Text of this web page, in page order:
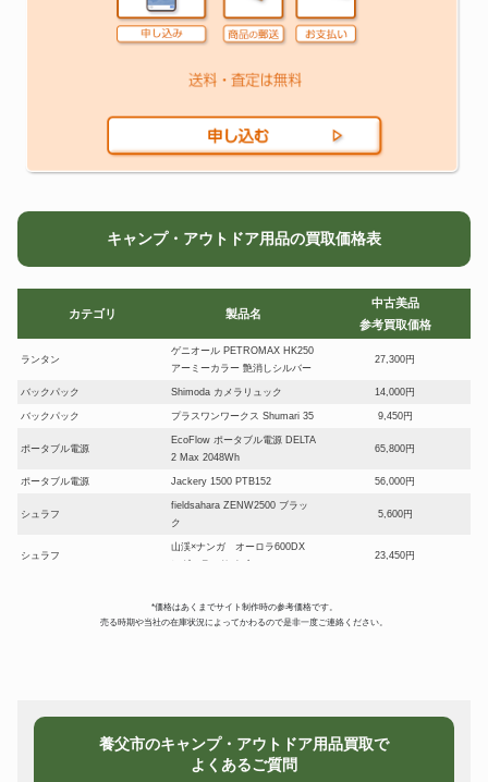
キャンプ・アウトドア用品の買取価格表
カテゴリ 製品名
中古美品
参考買取価格
ランタン
ゲニオール PETROMAX HK250
アーミーカラー 艶消しシルバー
27,300円
バックパック Shimoda カメラリュック 14,000円
バックパック プラスワンワークス Shumari 35 9,450円
ポータブル電源
EcoFlow ポータブル電源 DELTA
2 Max 2048Wh
65,800円
ポータブル電源 Jackery 1500 PTB152 56,000円
シュラフ
fieldsahara ZENW2500 ブラッ
ク
5,600円
シュラフ
山渓×ナンガ オーロラ600DX
レギュラーサイズ
23,450円
型石油ストーブ
tent-Mark
ティドーム L
18,200円
東京クラフト モントープ オプシ
*価格はあくまでサイト制作時の参考価格です。
売る時期や当社の在庫状況によってかわるので是非一度ご連絡ください。
養父市のキャンプ・アウトドア用品買取で
よくあるご質問